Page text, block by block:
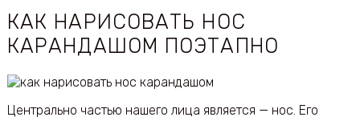
КАК НАРИСОВАТЬ НОС
КАРАНДАШОМ ПОЭТАПНО
Центрально частью нашего лица является — нос. Его